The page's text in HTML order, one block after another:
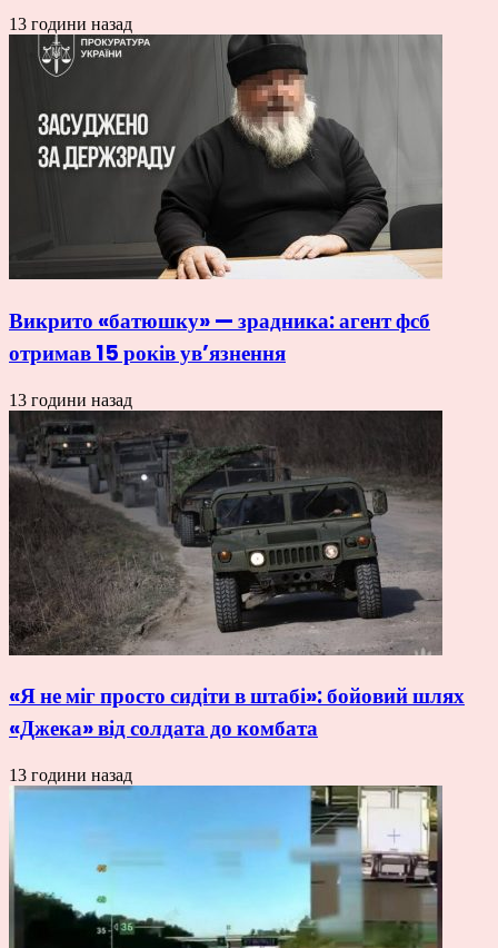
13 години назад
Викрито «батюшку» — зрадника: агент фсб
отримав 15 років ув’язнення
13 години назад
«Я не міг просто сидіти в штабі»: бойовий шлях
«Джека» від солдата до комбата
13 години назад